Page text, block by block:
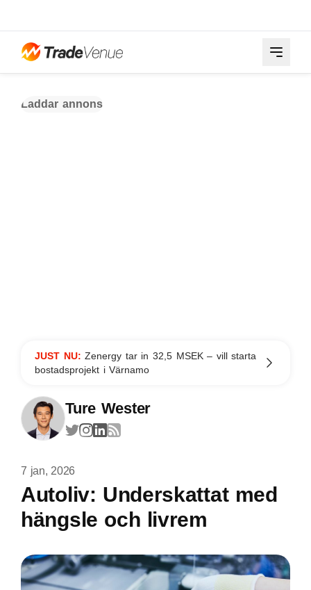
Laddar annons
JUST NU:Zenergy tar in 32,5 MSEK – vill starta
bostadsprojekt i Värnamo
Ture Wester
7 jan, 2026
Autoliv: Underskattat med
hängsle och livrem